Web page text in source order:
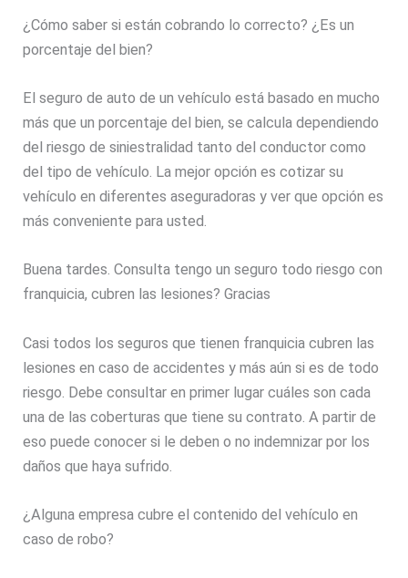
¿Cómo saber si están cobrando lo correcto? ¿Es un
porcentaje del bien?
El seguro de auto de un vehículo está basado en mucho
más que un porcentaje del bien, se calcula dependiendo
del riesgo de siniestralidad tanto del conductor como
del tipo de vehículo. La mejor opción es cotizar su
vehículo en diferentes aseguradoras y ver que opción es
más conveniente para usted.
Buena tardes. Consulta tengo un seguro todo riesgo con
franquicia, cubren las lesiones? Gracias
Casi todos los seguros que tienen franquicia cubren las
lesiones en caso de accidentes y más aún si es de todo
riesgo. Debe consultar en primer lugar cuáles son cada
una de las coberturas que tiene su contrato. A partir de
eso puede conocer si le deben o no indemnizar por los
daños que haya sufrido.
¿Alguna empresa cubre el contenido del vehículo en
caso de robo?